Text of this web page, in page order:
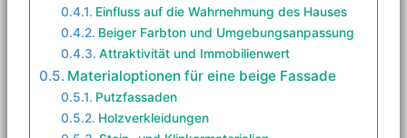
Einfluss auf die Wahrnehmung des Hauses
Beiger Farbton und Umgebungsanpassung
Attraktivität und Immobilienwert
Materialoptionen für eine beige Fassade
Putzfassaden
Holzverkleidungen